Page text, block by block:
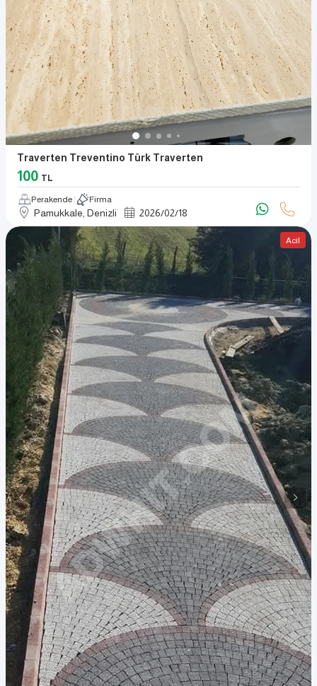
Traverten Treventino Türk Traverten
100 TL
Perakende Firma
Pamukkale, Denizli 2026/02/18
Acil